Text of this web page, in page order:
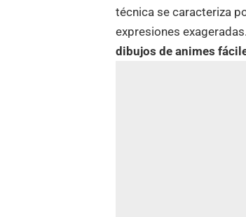
técnica se caracteriza
expresiones
dibujos de animes